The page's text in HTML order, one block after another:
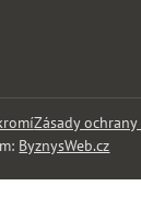
Zásady
ByznysWeb.cz